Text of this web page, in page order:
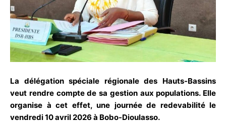
La délégation spéciale régionale des Hauts-Bassins
veut rendre compte de sa gestion aux populations. Elle
organise à cet effet, une journée de redevabilité le
vendredi 10 avril 2026 à Bobo-Dioulasso.